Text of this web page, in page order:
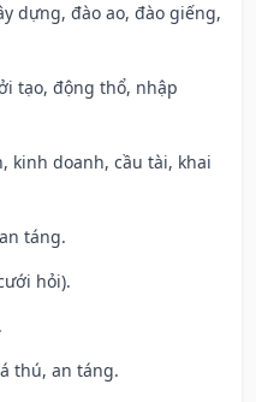
dựng, đào ao, đào giếng,
tạo, động thổ, nhập
kinh doanh, cầu tài, khai
táng.
hỏi).
thú, an táng.